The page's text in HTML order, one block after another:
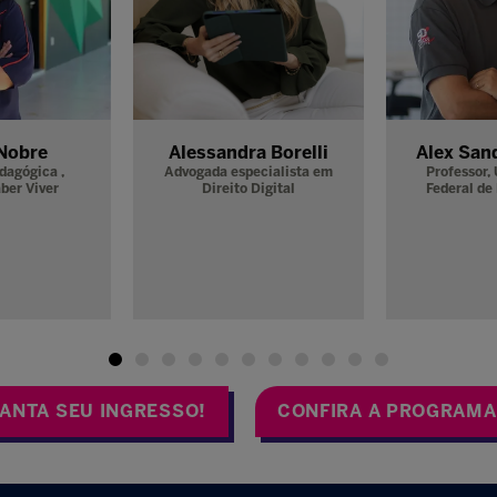
Borba
Sistema
Ensino
Americo Amorim
Pesquisador Afiliado /
Fundador,New York
Ana
SEU INGRESSO! CONFIRA A